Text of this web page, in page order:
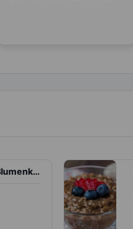
Wraps mit Curry-Blumenkohl und Koriander